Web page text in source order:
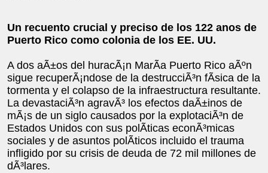
Un recuento crucial y preciso de los 122 anos de
Puerto Rico como colonia de los EE. UU.
A dos aÃ±os del huracÃ¡n MarÃ­a Puerto Rico aÃºn
sigue recuperÃ¡ndose de la destrucciÃ³n fÃ­sica de la
tormenta y el colapso de la infraestructura resultante.
La devastaciÃ³n agravÃ³ los efectos daÃ±inos de
mÃ¡s de un siglo causados por la explotaciÃ³n de
Estados Unidos con sus polÃ­ticas econÃ³micas
sociales y de asuntos polÃ­ticos incluido el trauma
infligido por su crisis de deuda de 72 mil millones de
dÃ³lares.